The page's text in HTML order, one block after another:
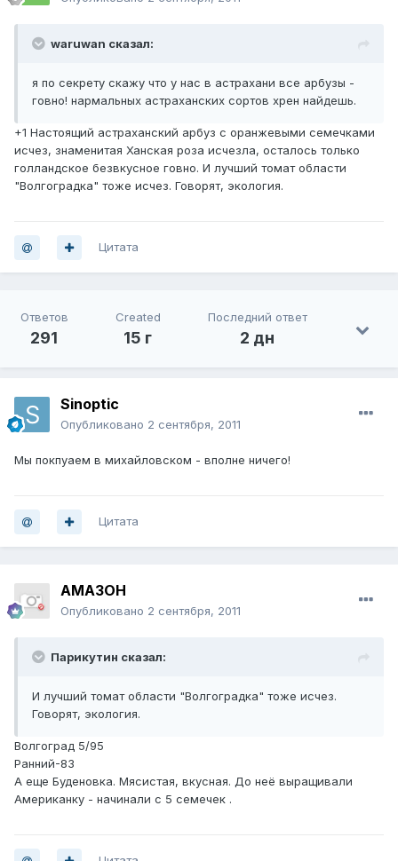
waruwan сказал:
я по секрету скажу что у нас в астрахани все арбузы -
говно! нармальных астраханских сортов хрен найдешь.
+1 Настоящий астраханский арбуз с оранжевыми семечками
исчез, знаменитая Ханская роза исчезла, осталось только
голландское безвкусное говно. И лучший томат области
"Волгоградка" тоже исчез. Говорят, экология.
Цитата
Ответов
291
Created
15 г
Последний ответ
2 дн
Sinoptic
Опубликовано 2 сентября, 2011
Мы покпуаем в михайловском - вполне ничего!
Цитата
AMA3OH
Опубликовано 2 сентября, 2011
Парикутин сказал:
И лучший томат области "Волгоградка" тоже исчез.
Говорят, экология.
Волгоград 5/95
Ранний-83
А еще Буденовка. Мясистая, вкусная. До неё выращивали
Американку - начинали с 5 семечек .